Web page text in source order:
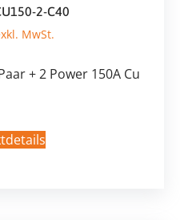
2-C40
+ 2 Power 150A Cu